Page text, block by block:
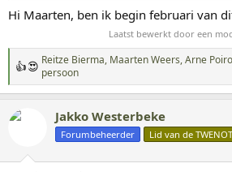
Hi Maarten, ben ik begin februari van
Laatst bewerkt door een
W
a
a
r
d
i
Reitze Bierma, Maarten Weers,Arne
persoon
Jakko Westerbeke
Forumbeheerder Lid van de TWENOT